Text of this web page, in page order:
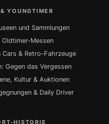
YOUNGTIMER
und Sammlungen
Messen
Cars & Retro-Fahrzeuge
Gegen das Vergessen
Kultur & Auktionen
& Daily Driver
HISTORIE